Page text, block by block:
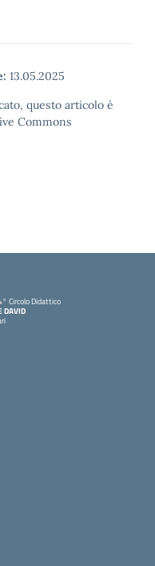
13.05.2025
questo articolo è
Commons
Circolo Didattico
DAVID